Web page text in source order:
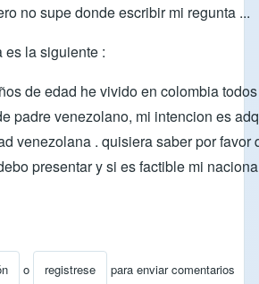
no supe donde escribir mi regunta ...
es la siguiente :
de edad he vivido en colombia
padre venezolano, mi intencion es
venezolana . quisiera saber por favor
presentar y si es factible mi
o registrese para enviar comentarios